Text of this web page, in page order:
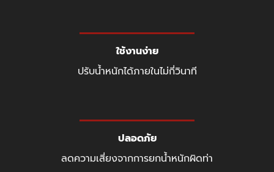
ใช้งานง่าย
ปรับน้ำหนักได้ภายในไม่กี่วินาที
ปลอดภัย
ลดความเสี่ยงจากการยกน้ำหนักผิดท่า